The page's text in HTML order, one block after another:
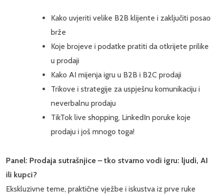
Kako uvjeriti velike B2B klijente i zaključiti posao
brže
Koje brojeve i podatke pratiti da otkrijete prilike
u prodaji
Kako AI mijenja igru u B2B i B2C prodaji
Trikove i strategije za uspješnu komunikaciju i
neverbalnu prodaju
TikTok live shopping, LinkedIn poruke koje
prodaju i još mnogo toga!
Panel: Prodaja sutrašnjice – tko stvarno vodi igru: ljudi, AI
ili kupci?
Ekskluzivne teme, praktične vježbe i iskustva iz prve ruke